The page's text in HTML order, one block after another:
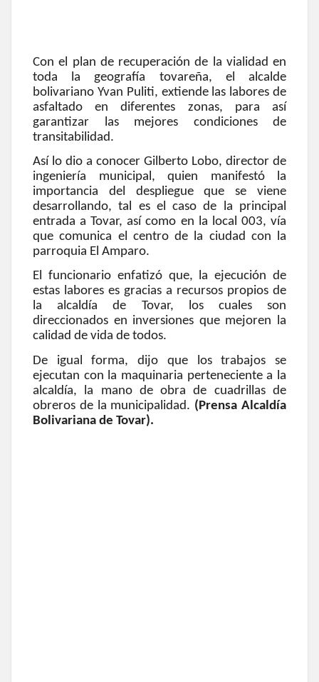
Con el plan de recuperación de la vialidad en
toda la geografía tovareña, el alcalde
bolivariano Yvan Puliti, extiende las labores de
asfaltado en diferentes zonas, para así
garantizar las mejores condiciones de
transitabilidad.
Así lo dio a conocer Gilberto Lobo, director de
ingeniería municipal, quien manifestó la
importancia del despliegue que se viene
desarrollando, tal es el caso de la principal
entrada a Tovar, así como en la local 003, vía
que comunica el centro de la ciudad con la
parroquia El Amparo.
El funcionario enfatizó que, la ejecución de
estas labores es gracias a recursos propios de
la alcaldía de Tovar, los cuales son
direccionados en inversiones que mejoren la
calidad de vida de todos.
De igual forma, dijo que los trabajos se
ejecutan con la maquinaria perteneciente a la
alcaldía, la mano de obra de cuadrillas de
obreros de la municipalidad. (Prensa Alcaldía
Bolivariana de Tovar).